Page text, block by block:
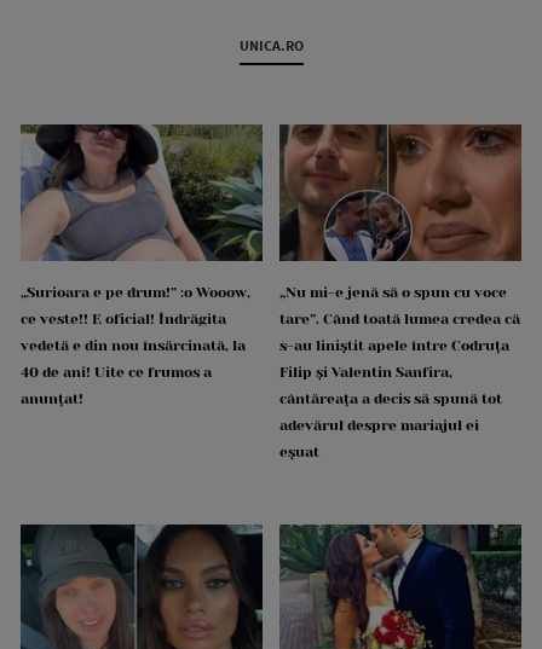
UNICA.RO
„Surioara e pe drum!” :o Wooow,
ce veste!! E oficial! Îndrăgita
vedetă e din nou însărcinată, la
40 de ani! Uite ce frumos a
anunțat!
„Nu mi-e jenă să o spun cu voce
tare”. Când toată lumea credea că
s-au liniștit apele între Codruța
Filip și Valentin Sanfira,
cântăreața a decis să spună tot
adevărul despre mariajul ei
eșuat